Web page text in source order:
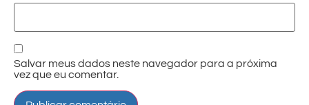
Salvar meus dados neste navegador para a próxima
vez que eu comentar.